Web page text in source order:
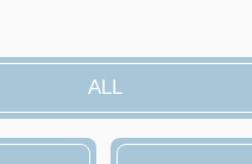
ALL